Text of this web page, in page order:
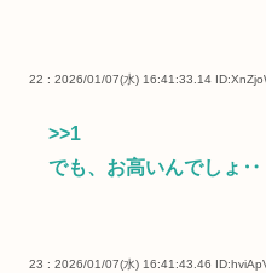
22 : 2026/01/07(水) 16:41:33.14
>>1
でも、お高いんでしょ‥
23 : 2026/01/07(水) 16:41:43.46